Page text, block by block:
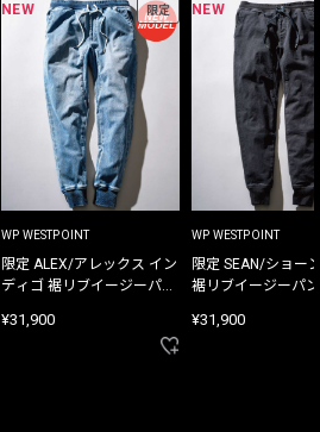
NEW 限定
WP WESTPOINT
限定 ALEX/アレックス イン
ディゴ 裾リブイージーパン
¥31,900
NEW
WP WESTPOINT
限定 SEAN/ショー
裾リブイージーパ
¥31,900